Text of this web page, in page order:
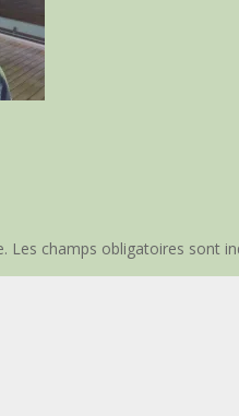
Les champs obligatoires sont